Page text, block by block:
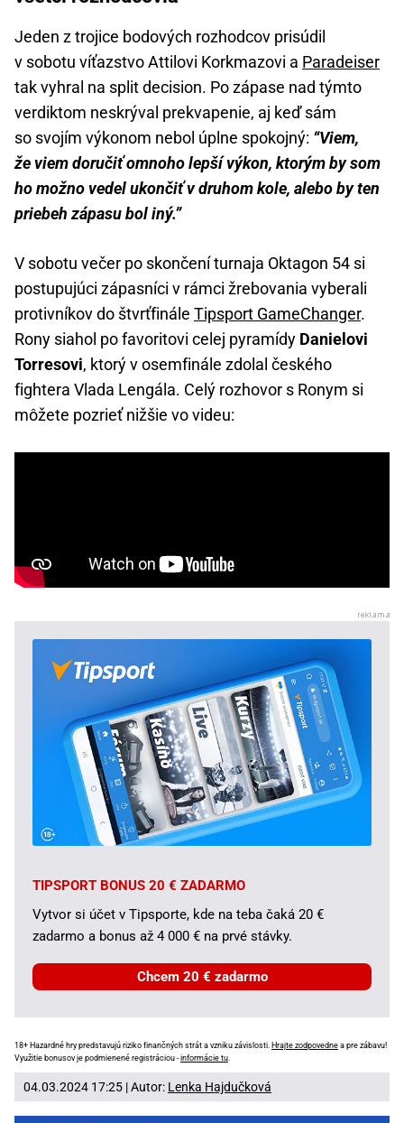
Jeden z trojice bodových rozhodcov prisúdil
v sobotu víťazstvo Attilovi Korkmazovi a Paradeiser
tak vyhral na split decision. Po zápase nad týmto
verdiktom neskrýval prekvapenie, aj keď sám
so svojím výkonom nebol úplne spokojný: “Viem,
že viem doručiť omnoho lepší výkon, ktorým by som
ho možno vedel ukončiť v druhom kole, alebo by ten
priebeh zápasu bol iný.”
V sobotu večer po skončení turnaja Oktagon 54 si
postupujúci zápasníci v rámci žrebovania vyberali
protivníkov do štvrťfinále Tipsport GameChanger.
Rony siahol po favoritovi celej pyramídy Danielovi
Torresovi, ktorý v osemfinále zdolal českého
fightera Vlada Lengála. Celý rozhovor s Ronym si
môžete pozrieť nižšie vo videu:
TIPSPORT BONUS 20 € ZADARMO
Vytvor si účet v Tipsporte, kde na teba čaká 20 €
zadarmo a bonus až 4 000 € na prvé stávky.
Chcem 20 € zadarmo
18+ Hazardné hry predstavujú riziko finančných strát a vzniku závislosti. Hrajte zodpovedne a pre zábavu!
Využitie bonusov je podmienené registráciou -informácie tu.
04.03.2024 17:25 | Autor: Lenka Hajdučková